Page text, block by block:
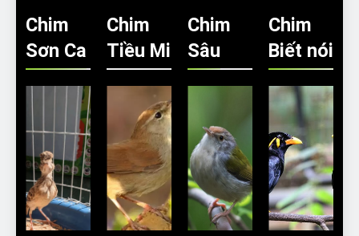
Chim
Sơn Ca
Chim
Tiều Mi
Chim
Sâu
Chim
Biết nói